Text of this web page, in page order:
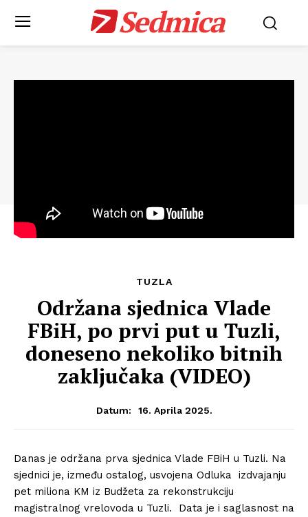
Sedmica
TUZLA
Održana sjednica Vlade
FBiH, po prvi put u Tuzli,
doneseno nekoliko bitnih
zaključaka (VIDEO)
Datum: 16. Aprila 2025.
Danas je održana prva sjednica Vlade FBiH u Tuzli. Na
sjednici je, između ostalog, usvojena Odluka izdvajanju
pet miliona KM iz Budžeta za rekonstrukciju
magistralnog vrelovoda u Tuzli. Data je i saglasnost na